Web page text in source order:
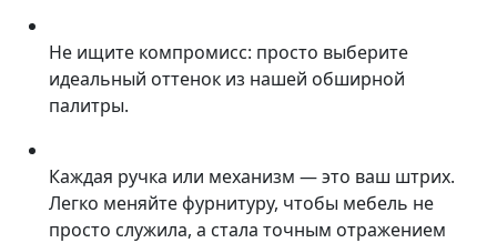
Не ищите компромисс: просто выберите
идеальный оттенок из нашей обширной
палитры.
Каждая ручка или механизм — это ваш штрих.
Легко меняйте фурнитуру, чтобы мебель не
просто служила, а стала точным отражением